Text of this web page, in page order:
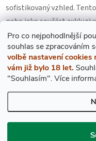
Pro co nejpohodlnější
souhlas se zpracováním
volbě nastavení cookies
vám již bylo 18 let.
"Souhlasím". Více
sofistikovaný vzhled.
nebo jako součást
Informace oalergenech.